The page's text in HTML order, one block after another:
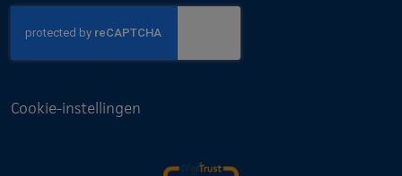
Cookie-instellingen